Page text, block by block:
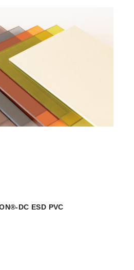
DC ESD PVC